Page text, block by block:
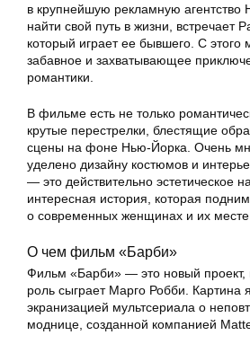
в крупнейшую рекламную агентство
найти свой путь в жизни, встречает
который играет ее бывшего. С этого
забавное и захватывающее
романтики.
В фильме есть не только
крутые перестрелки, блестящие
сцены на фоне Нью-Йорка. Очень
уделено дизайну костюмов и
— это действительно эстетическое
интересная история, которая
о современных женщинах и их месте
О чем фильм «Барби»
Фильм «Барби» — это новый проект,
роль сыграет Марго Робби. Картина
экранизацией мультсериала о
моднице, созданной компанией